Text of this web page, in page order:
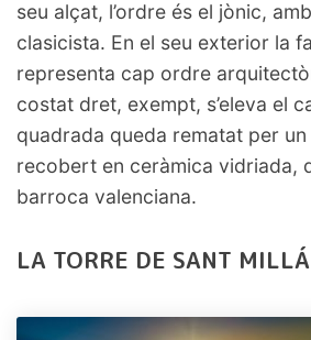
seu alçat, l’ordre és el jònic,
clasicista. En el seu exterior la
representa cap ordre
costat dret, exempt, s’eleva el
quadrada queda rematat per
recobert en ceràmica vidriada,
barroca valenciana.
LA TORRE DE SANT